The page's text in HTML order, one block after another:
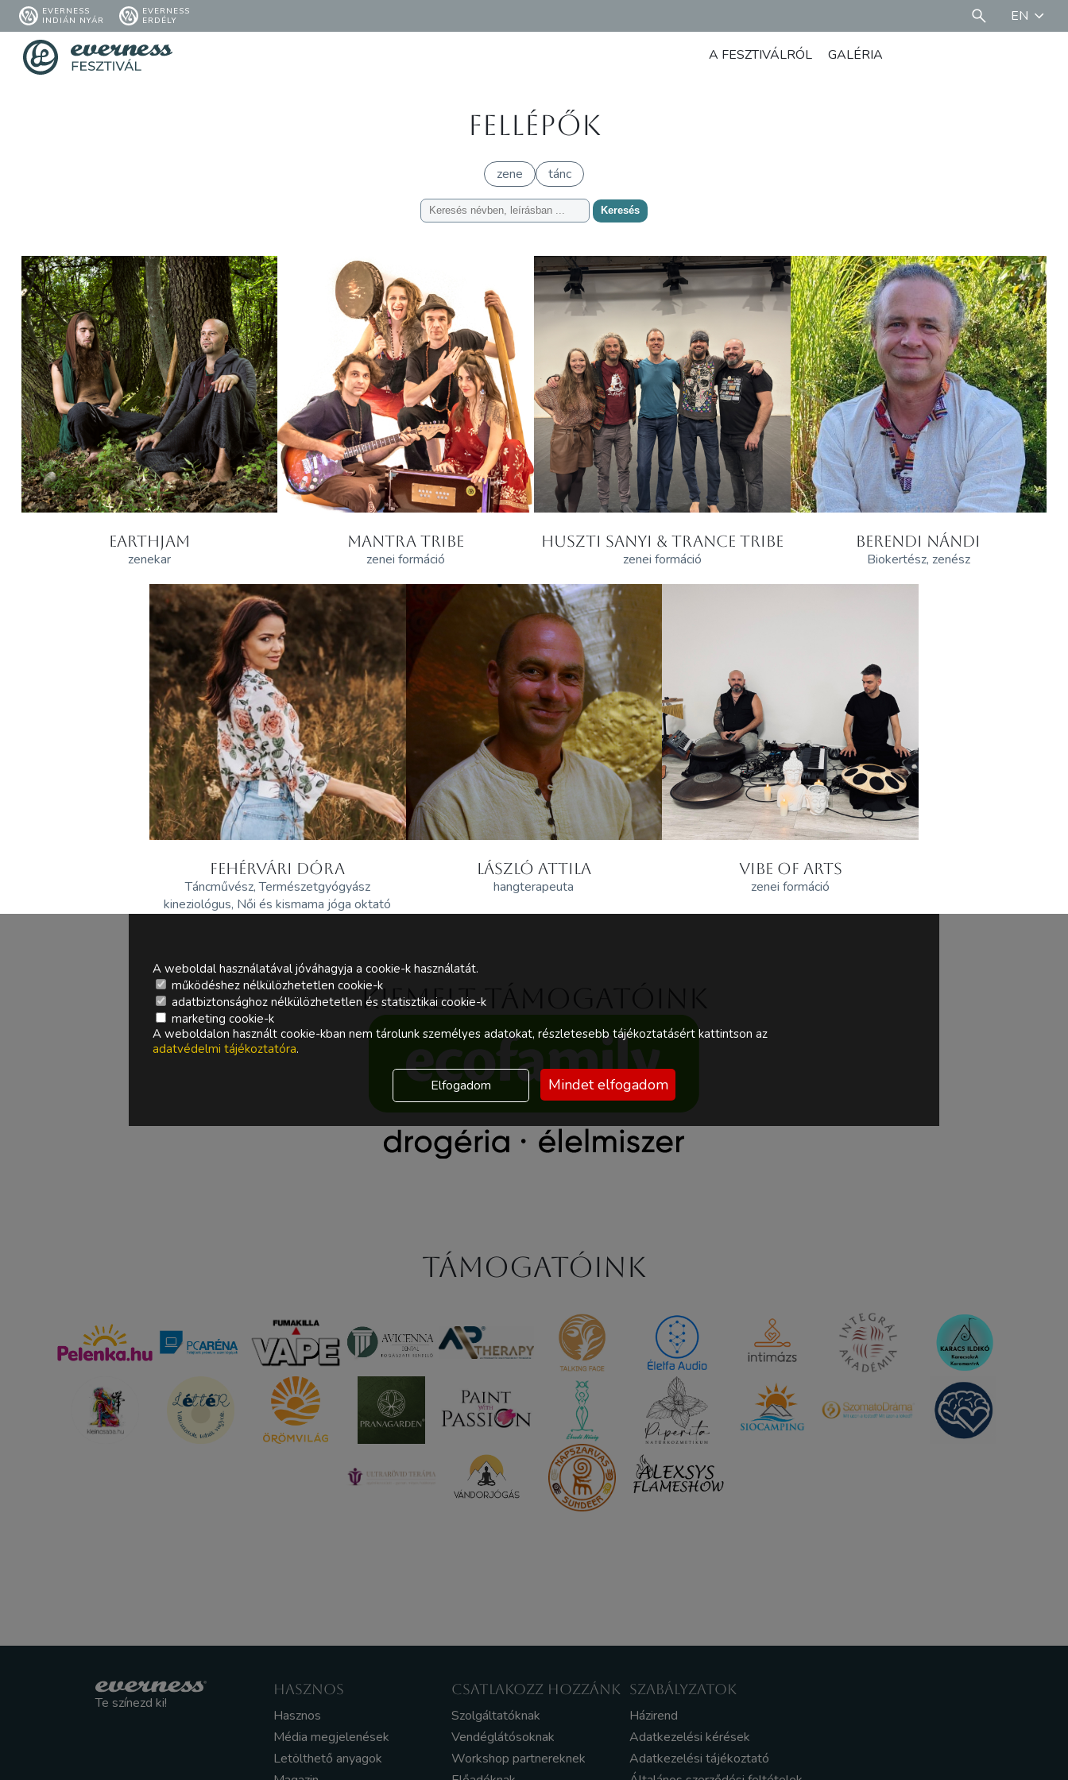
EVERNESS
INDIÁN NYÁR
EVERNESS
ERDÉLY
EN
A FESZTIVÁLRÓL GALÉRIA
Fellépők
zene tánc
Keresés
EARTHJAM
zenekar
MANTRA TRIBE
zenei formáció
HUSZTI SANYI & TRANCE TRIBE
zenei formáció
BERENDI NÁNDI
Biokertész, zenész
FEHÉRVÁRI DÓRA
Táncművész, Természetgyógyász
kineziológus, Női és kismama jóga oktató
LÁSZLÓ ATTILA
hangterapeuta
VIBE OF ARTS
zenei formáció
Kiemelt támogatóink
Támogatóink
Te színezd ki!
HASZNOS
Hasznos
Média megjelenések
Letölthető anyagok
CSATLAKOZZ HOZZÁNK
Szolgáltatóknak
Vendéglátósoknak
Workshop partnereknek
SZABÁLYZATOK
Házirend
Adatkezelési kérések
Adatkezelési tájékoztató
A weboldal használatával jóváhagyja a cookie-k használatát.
működéshez nélkülözhetetlen cookie-k
adatbiztonsághoz nélkülözhetetlen és statisztikai cookie-k
marketing cookie-k
A weboldalon használt cookie-kban nem tárolunk személyes adatokat, részletesebb tájékoztatásért kattintson az
adatvédelmi tájékoztatóra.
Elfogadom Mindet elfogadom